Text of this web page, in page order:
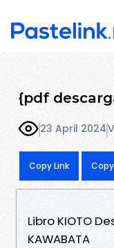
{pdf
23 April 2024
Copy Link
Libro KIOTO
KAWABATA